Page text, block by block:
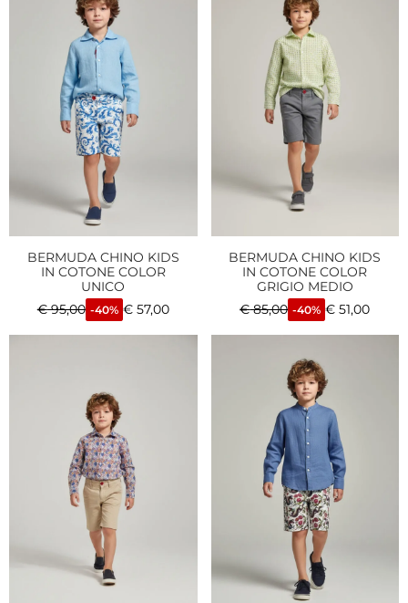
BERMUDA CHINO KIDS
IN COTONE COLOR
UNICO
€95,00 -40% €57,00
BERMUDA CHINO KIDS
IN COTONE COLOR
GRIGIO MEDIO
€85,00 -40% € 51,00